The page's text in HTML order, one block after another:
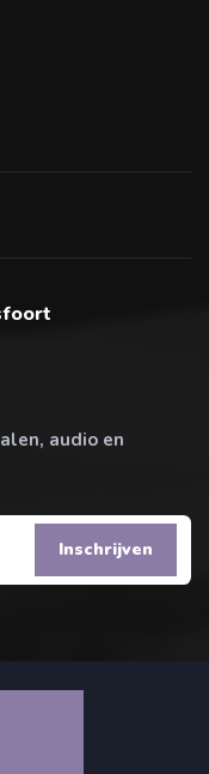
audio en
Inschrijven